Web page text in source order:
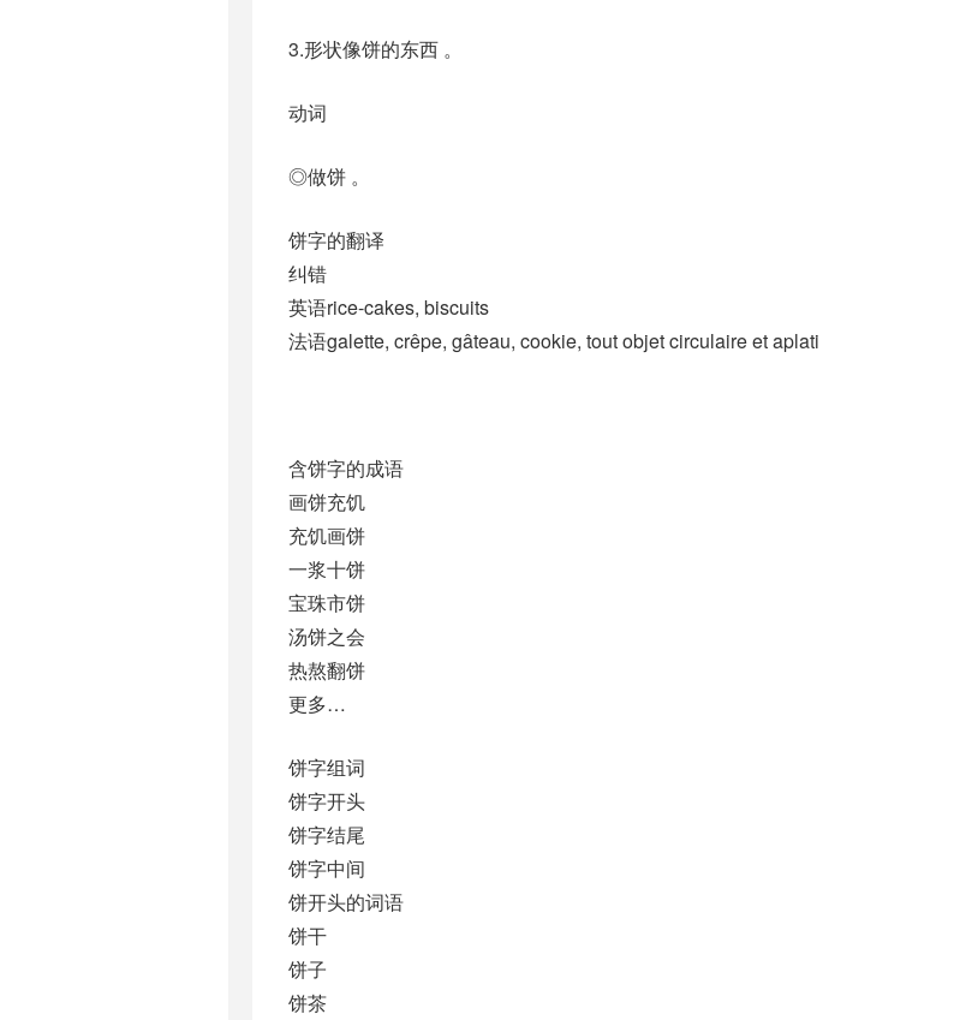
3.形状像饼的东西 。
动词
◎做饼 。
饼字的翻译
纠错
英语rice-cakes, biscuits
法语galette, crêpe, gâteau, cookie, tout objet circulaire et aplati
含饼字的成语
画饼充饥
充饥画饼
一浆十饼
宝珠市饼
汤饼之会
热熬翻饼
更多…
饼字组词
饼字开头
饼字结尾
饼字中间
饼开头的词语
饼干
饼子
饼茶